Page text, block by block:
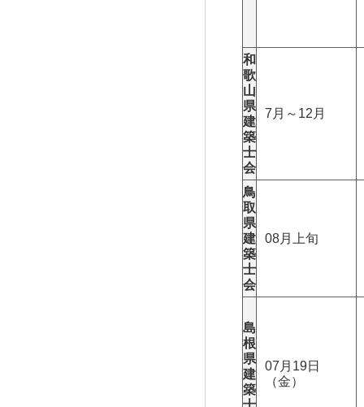
和
歌
山
県
建
築
士
会
7月～12月
鳥
取
県
建
築
士
会
08月上旬
島
根
県
建
築
07月19日
（金）